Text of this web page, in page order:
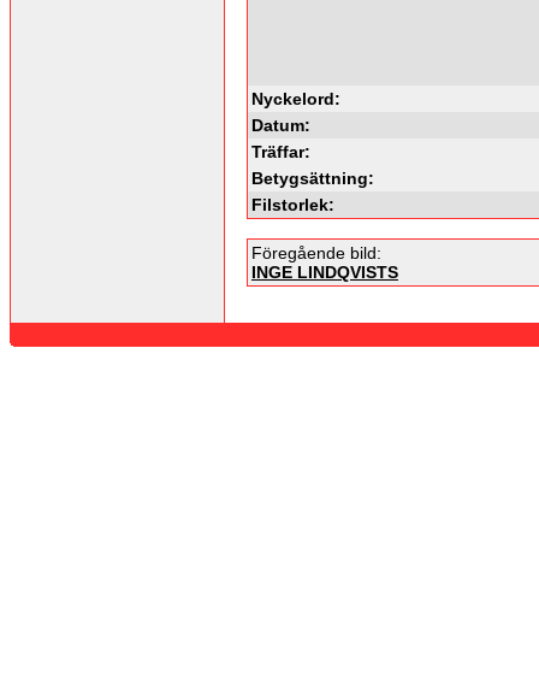
Nyckelord:
Datum:
Träffar:
Betygsättning:
Filstorlek:
Föregående bild:
INGE LINDQVISTS